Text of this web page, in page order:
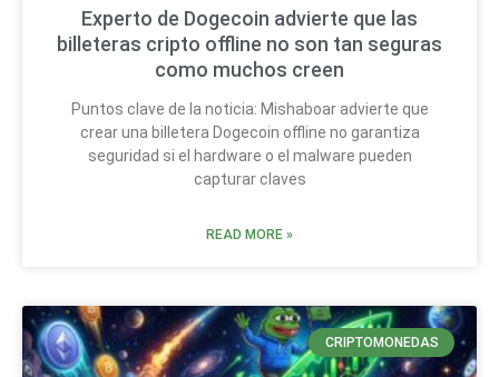
Experto de Dogecoin advierte que las
billeteras cripto offline no son tan seguras
como muchos creen
Puntos clave de la noticia: Mishaboar advierte que
crear una billetera Dogecoin offline no garantiza
seguridad si el hardware o el malware pueden
capturar claves
READ MORE »
CRIPTOMONEDAS